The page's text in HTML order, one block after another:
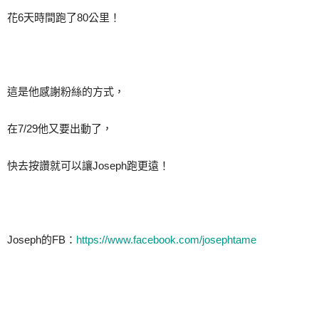
花6天時間跑了80公里！
這是他感謝粉絲的方式，
在7/29他又要出動了，
快去按讚就可以讓Joseph跑更遠！
Joseph的FB： https://www.facebook.com/josephtame